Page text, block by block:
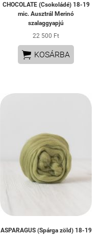
CHOCOLATE (Csokoládé) 18-19
mic. Ausztrál Merinó
szalaggyapjú
22 500 Ft
 KOSÁRBA
ASPARAGUS (Spárga zöld) 18-19